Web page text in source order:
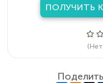
ПОЛУЧИТЬ
(Нет